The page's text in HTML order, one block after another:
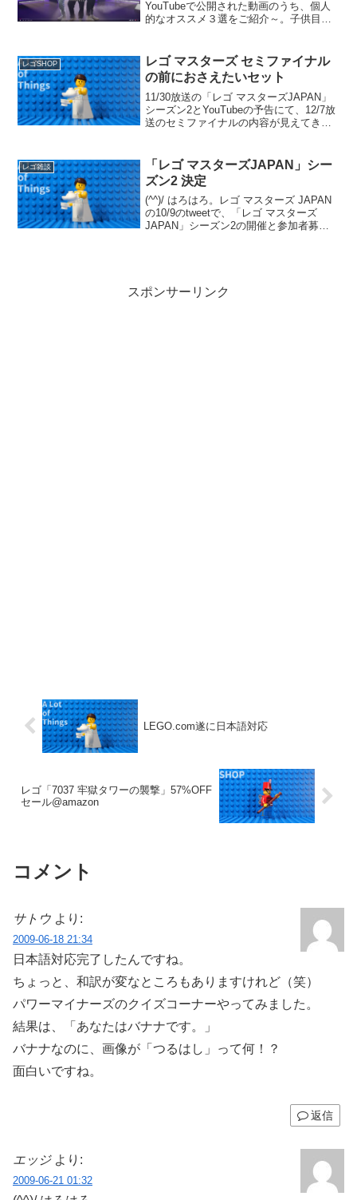
YouTubeで公開された動画のうち、個人
的なオススメ３選をご紹介～。子供目線
ィシャル！？ってくらいに、子供向けで
は無いホ...
レゴSHOP
レゴ マスターズ セミファイナル
の前におさえたいセット
11/30放送の「レゴ マスターズJAPAN」
シーズン2とYouTubeの予告にて、12/7放
送のセミファイナルの内容が見えてきま
ンハーフ」に近く、乗り物の既存...
レゴ雑談
「レゴ マスターズJAPAN」シー
ズン2 決定
(^^)/ はろはろ。レゴ マスターズ JAPAN
の10/9のtweetで、「レゴ マスターズ
JAPAN」シーズン2の開催と参加者募集
スポンサーリンク
LEGO.com遂に日本語対応
レゴ「7037 牢獄タワーの襲撃」57%OFF
セール@amazon
コメント
サトウ より:
2009-06-18 21:34
日本語対応完了したんですね。
ちょっと、和訳が変なところもありますけれど（笑）
パワーマイナーズのクイズコーナーやってみました。
結果は、「あなたはバナナです。」
バナナなのに、画像が「つるはし」って何！？
面白いですね。
返信
エッジ より:
2009-06-21 01:32